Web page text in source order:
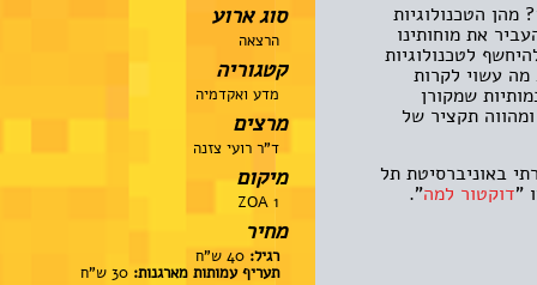
הטכנולוגיות
את מוחותינו
לטכנולוגיות
עשוי לקרות
שמקורן
תקציר של
באוניברסיטת תל
למה".
סוג ארוע
הרצאה
קטגוריה
מדע ואקדמיה
מרצים
ד"ר רועי צזנה
מיקום
ZOA 1
מחיר
רגיל:40 ש"ח
תעריף עמותות מארגנות:30 ש"ח